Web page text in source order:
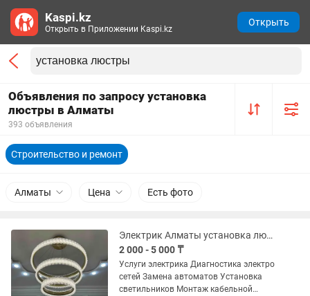
Объявления по запросу установка
люстры в Алматы
393 объявления
Строительство и ремонт
Алматы Цена Есть фото
Электрик Алматы установка люстры
2 000 - 5 000 ₸
Услуги электрика Диагностика электро
сетей Замена автоматов Установка
светильников Монтаж кабельной
Kaspi.kz
Открыть в Приложении Kaspi.kz
Открыть